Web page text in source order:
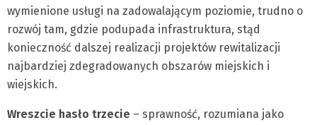
wymienione usługi na zadowalającym poziomie, trudno o
rozwój tam, gdzie podupada infrastruktura, stąd
konieczność dalszej realizacji projektów rewitalizacji
najbardziej zdegradowanych obszarów miejskich i
wiejskich.
Wreszcie hasło trzecie – sprawność, rozumiana jako